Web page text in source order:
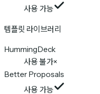
사용 가능
템플릿 라이브러리
HummingDeck
사용 불가×
Better Proposals
사용 가능